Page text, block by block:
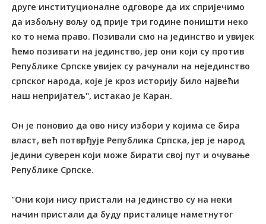
друге институционалне одговоре да их спријечимо
да избољну вољу од прије три године поништи неко
ко то нема право. Позивали смо на јединство и увијек
ћемо позивати на јединство, јер они који су против
Републике Српске увијек су рачунали на нејединство
српског народа, које је кроз историју било највећи
наш непријатељ", истакао је Каран.
Он је поновио да ово нису избори у којима се бира
власт, већ потврђује Република Српска, јер је народ
једини суверен који може бирати свој пут и очување
Републике Српске.
"Они који нису пристали на јединство су на неки
начин пристали да буду присталице наметнутог